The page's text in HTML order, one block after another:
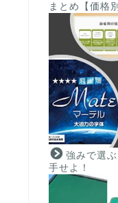
まとめ【価格
強みで選
手せよ！